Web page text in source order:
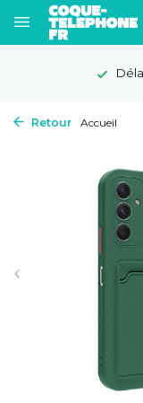
Retour Accueil